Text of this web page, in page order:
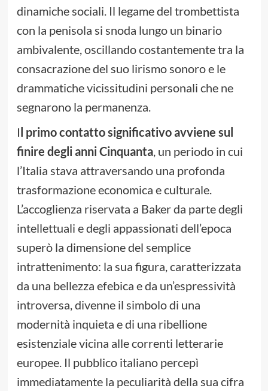
dinamiche sociali. Il legame del trombettista
con la penisola si snoda lungo un binario
ambivalente, oscillando costantemente tra la
consacrazione del suo lirismo sonoro e le
drammatiche vicissitudini personali che ne
segnarono la permanenza.
Il primo contatto significativo avviene sul
finire degli anni Cinquanta, un periodo in cui
l’Italia stava attraversando una profonda
trasformazione economica e culturale.
L’accoglienza riservata a Baker da parte degli
intellettuali e degli appassionati dell’epoca
superò la dimensione del semplice
intrattenimento: la sua figura, caratterizzata
da una bellezza efebica e da un’espressività
introversa, divenne il simbolo di una
modernità inquieta e di una ribellione
esistenziale vicina alle correnti letterarie
europee. Il pubblico italiano percepì
immediatamente la peculiarità della sua cifra